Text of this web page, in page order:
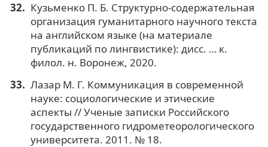
Кузьменко П. Б. Структурно-содержательная
организация гуманитарного научного текста
на английском языке (на материале
публикаций по лингвистике): дисс. … к.
филол. н. Воронеж, 2020.
Лазар М. Г. Коммуникация в современной
науке: социологические и этические
аспекты // Ученые записки Российского
государственного гидрометеорологического
университета. 2011. № 18.